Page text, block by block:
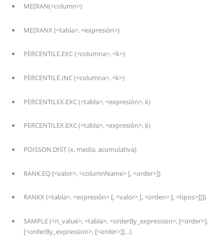
MEDIAN(<column>)
MEDIANX (<tabla>, <expresión>)
PERCENTILE.EXC (<columna>, <k>)
PERCENTILE.INC (<columna>, <k>)
PERCENTILEX.EXC (<tabla>, <expresión>, k)
PERCENTILEX.EXC (<tabla>, <expresión>, k)
POISSON.DIST (x, media, acumulativa)
RANK.EQ (<valor>, <columnName> [, <order>])
RANKX (<tabla>, <expresión> [, <valor> [, <orden> [, <tipos>]]])
SAMPLE (<n_value>, <tabla>, <orderBy_expression>, [<order>],
[<orderBy_expression>, [<order>]]…)